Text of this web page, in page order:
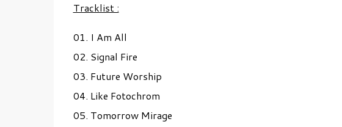
Tracklist :
01. I Am All
02. Signal Fire
03. Future Worship
04. Like Fotochrom
05. Tomorrow Mirage